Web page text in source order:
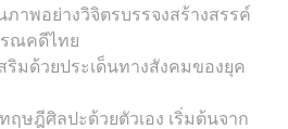
ภาพอย่างวิจิตรบรรจงสร้างสรรค์
ณคดีไทย
ริมด้วยประเด็นทางสังคมของยุค
ฤษฎีศิลปะด้วยตัวเอง เริ่มต้นจาก